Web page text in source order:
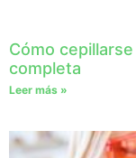
Cómo
completa
Leer más »